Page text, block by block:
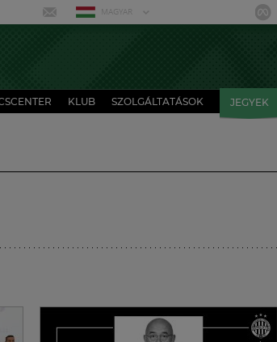
MAGYAR
KLUB SZOLGÁLTATÁSOK JEGYEK